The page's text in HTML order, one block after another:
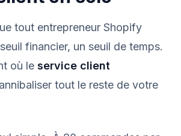
tout entrepreneur Shopify
financier, un seuil de temps.
où le service client
tout le reste de votre